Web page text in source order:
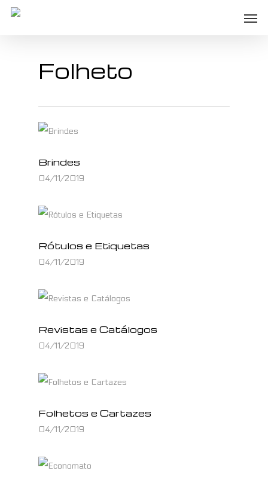
Skip
Folheto
Brindes
04/11/2019
Rótulos e Etiquetas
04/11/2019
Revistas e Catálogos
04/11/2019
Folhetos e Cartazes
04/11/2019